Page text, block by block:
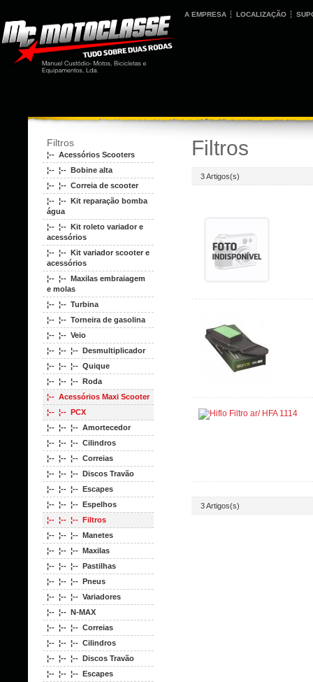
A EMPRESA LOCALIZAÇÃO
Filtros
¦-- Acessórios Scooters
¦-- ¦-- Bobine alta
¦-- ¦-- Correia de scooter
¦-- ¦-- Kit reparação bomba
água
¦-- ¦-- Kit roleto variador e
acessórios
¦-- ¦-- Kit variador scooter e
acessórios
¦-- ¦-- Maxilas embraiagem
e molas
¦-- ¦-- Turbina
¦-- ¦-- Torneira de gasolina
¦-- ¦-- Veio
¦-- ¦-- ¦-- Desmultiplicador
¦-- ¦-- ¦-- Quique
¦-- ¦-- ¦-- Roda
¦-- Acessórios Maxi Scooter
¦-- ¦-- PCX
¦-- ¦-- ¦-- Amortecedor
¦-- ¦-- ¦-- Cilindros
¦-- ¦-- ¦-- Correias
¦-- ¦-- ¦-- Discos Travão
¦-- ¦-- ¦-- Escapes
¦-- ¦-- ¦-- Espelhos
¦-- ¦-- ¦-- Filtros
¦-- ¦-- ¦-- Manetes
¦-- ¦-- ¦-- Maxilas
¦-- ¦-- ¦-- Pastilhas
¦-- ¦-- ¦-- Pneus
¦-- ¦-- ¦-- Variadores
¦-- ¦-- N-MAX
¦-- ¦-- ¦-- Correias
¦-- ¦-- ¦-- Cilindros
¦-- ¦-- ¦-- Discos Travão
¦-- ¦-- ¦-- Escapes
Filtros
3 Artigos(s)
3 Artigos(s)